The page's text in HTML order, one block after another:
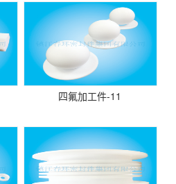
四氟加工件-11